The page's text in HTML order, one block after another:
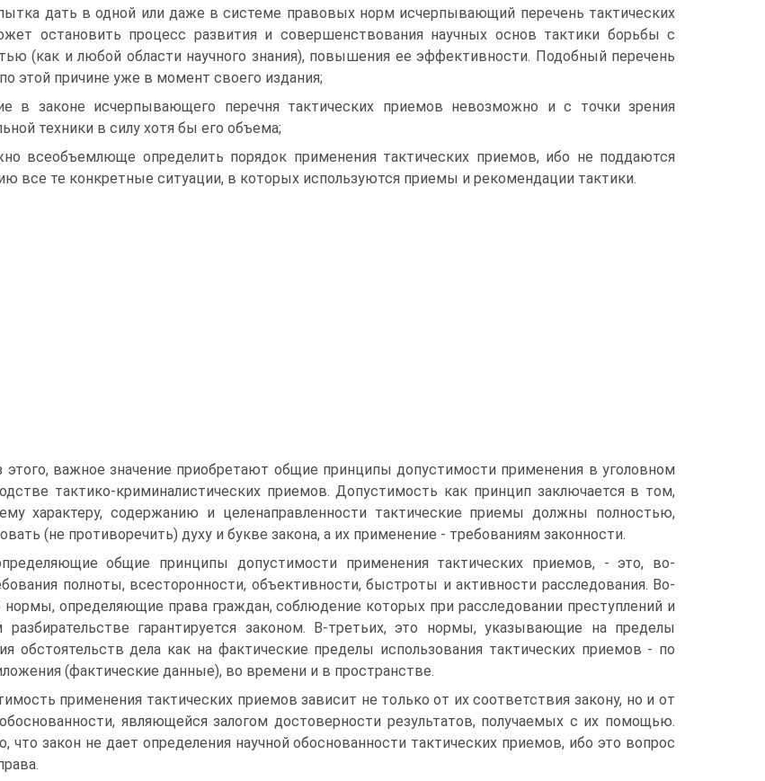
дать в одной или даже в системе правовых норм исчерпывающий перечень тактических
остановить процесс развития и совершенствования научных основ тактики борьбы с
(как и любой области научного знания), повышения ее эффективности. Подобный перечень
этой причине уже в момент своего издания;
в законе исчерпывающего перечня тактических приемов невозможно и с точки зрения
техники в силу хотя бы его объема;
всеобъемлюще определить порядок применения тактических приемов, ибо не поддаются
все те конкретные ситуации, в которых используются приемы и рекомендации тактики.
этого, важное значение приобретают общие принципы допустимости применения в уголовном
тактико-криминалистических приемов. Допустимость как принцип заключается в том,
характеру, содержанию и целенаправленности тактические приемы должны полностью,
(не противоречить) духу и букве закона, а их применение - требованиям законности.
общие принципы допустимости применения тактических приемов, - это, во-
полноты, всесторонности, объективности, быстроты и активности расследования. Во-
нормы, определяющие права граждан, соблюдение которых при расследовании преступлений и
разбирательстве гарантируется законом. В-третьих, это нормы, указывающие на пределы
обстоятельств дела как на фактические пределы использования тактических приемов - по
(фактические данные), во времени и в пространстве.
применения тактических приемов зависит не только от их соответствия закону, но и от
являющейся залогом достоверности результатов, получаемых с их помощью.
что закон не дает определения научной обоснованности тактических приемов, ибо это вопрос